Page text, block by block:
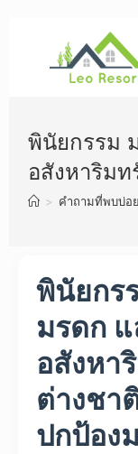
พินัยกรรม
อสังหาริมท
> คำถามที่พบบ่อ
พินัยกร
มรดก
อสังหา
ต่างชา
ปกป้อง